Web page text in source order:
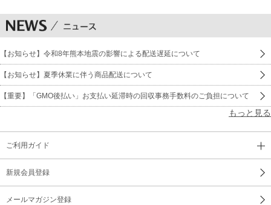
【お知らせ】令和8年熊本地震の影響による配送遅延について
【お知らせ】夏季休業に伴う商品配送について
【重要】「GMO後払い」お支払い延滞時の回収事務手数料のご負担について
もっと見る
ご利用ガイド
新規会員登録
メールマガジン登録